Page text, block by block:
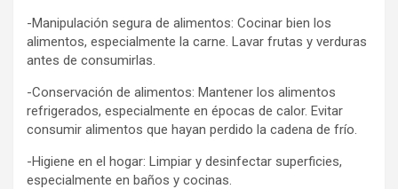
-Manipulación segura de alimentos: Cocinar bien los
alimentos, especialmente la carne. Lavar frutas y verduras
antes de consumirlas.
-Conservación de alimentos: Mantener los alimentos
refrigerados, especialmente en épocas de calor. Evitar
consumir alimentos que hayan perdido la cadena de frío.
-Higiene en el hogar: Limpiar y desinfectar superficies,
especialmente en baños y cocinas.